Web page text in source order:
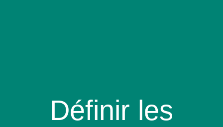
Définir les